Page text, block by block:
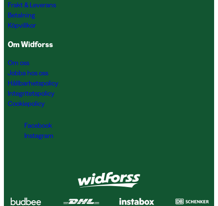
Frakt & Leverans
Betalning
Köpvillkor
Om Widforss
Om oss
Jobba hos oss
Hållbarhetspolicy
Integritetspolicy
Cookiepolicy
Facebook
Instagram